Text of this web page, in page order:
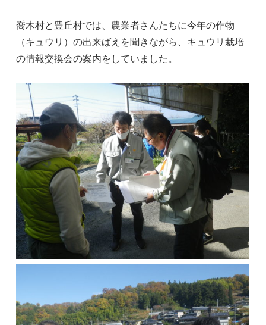
喬木村と豊丘村では、農業者さんたちに今年の作物
（キュウリ）の出来ばえを聞きながら、キュウリ栽培
の情報交換会の案内をしていました。